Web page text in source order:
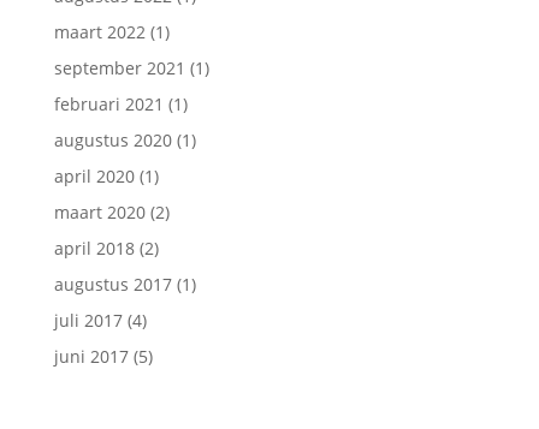
maart 2022 (1)
september 2021 (1)
februari 2021 (1)
augustus 2020(1)
april 2020(1)
maart 2020(2)
april 2018(2)
augustus 2017(1)
juli 2017(4)
juni 2017(5)